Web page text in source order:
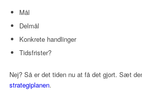
Mål
Delmål
Konkrete handlinger
Tidsfrister?
Nej? Så er det tiden nu at få det gjort. Sæt
strategiplanen.